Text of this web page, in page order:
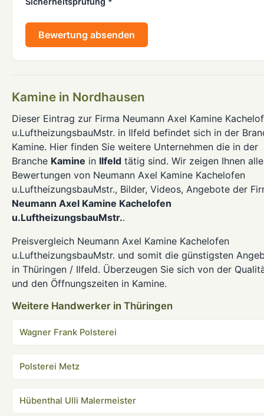
Bewertung absenden
Kamine in Nordhausen
Dieser Eintrag zur Firma Neumann Axel Kamine
u.LuftheizungsbauMstr. in Ilfeld befindet sich in der
Kamine. Hier finden Sie weitere Unternehmen die in der
Branche Kamine in Ilfeld tätig sind. Wir zeigen Ihnen alle
Bewertungen von Neumann Axel Kamine Kachelofen
u.LuftheizungsbauMstr., Bilder, Videos, Angebote der
Neumann Axel Kamine Kachelofen
u.LuftheizungsbauMstr..
Preisvergleich Neumann Axel Kamine Kachelofen
u.LuftheizungsbauMstr. und somit die günstigsten
in Thüringen / Ilfeld. Überzeugen Sie sich von der
und den Öffnungszeiten in Kamine.
Weitere Handwerker in Thüringen
Wagner Frank Polsterei
Polsterei Metz
Hübenthal Ulli Malermeister